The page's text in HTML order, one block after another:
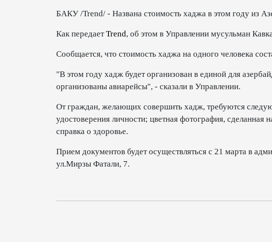
БАКУ /Trend/ - Названа стоимость хаджа в этом году из
Как передаетTrend, об этом в Управлении мусульман
Сообщается, что стоимость хаджа на одного человека
"В этом году хадж будет организован в единой для
организованы авиарейсы", - сказали в Управлении.
От граждан, желающих совершить хадж, требуются
удостоверения личности; цветная фотография,
справка о здоровье.
Прием документов будет осуществляться с 21 марта в
ул.Мирзы Фатали, 7.